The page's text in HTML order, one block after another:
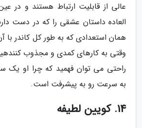
عالی از قابلیت ارتباط هستند و در
العاده داستان عشقی را که در دست
همان استعدادی که به طور کل کاندر با
وقتی به کارهای کمدی و مجذوب
راحتی می توان فهمید که چرا او یک
به سرعت رو به پیشرفت است.
14. کویین لطیفه